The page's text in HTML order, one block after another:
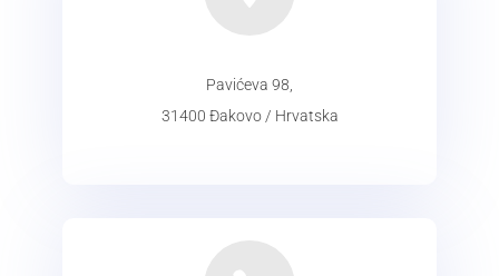
Pavićeva 98,
31400 Đakovo / Hrvatska